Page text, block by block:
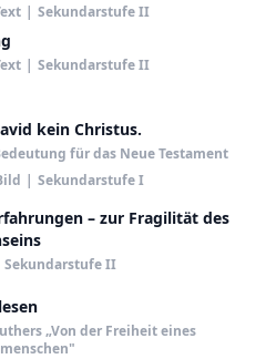
| Sekundarstufe II
| Sekundarstufe II
kein Christus.
für das Neue Testament
| Sekundarstufe I
– zur Fragilität des
Sekundarstufe II
„Von der Freiheit eines